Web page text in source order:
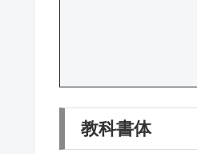
教科書体